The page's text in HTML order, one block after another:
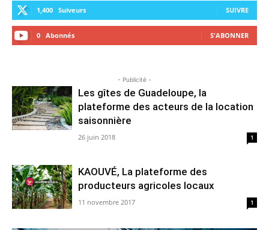
1,400 Suiveurs SUIVRE
0 Abonnés S'ABONNER
- Publicité -
Les gîtes de Guadeloupe, la
plateforme des acteurs de la location
saisonnière
26 juin 2018 1
KAOUVÉ, La plateforme des
producteurs agricoles locaux
11 novembre 2017 1